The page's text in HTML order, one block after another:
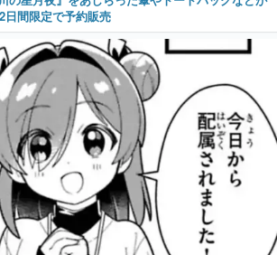
日間限定で予約販売